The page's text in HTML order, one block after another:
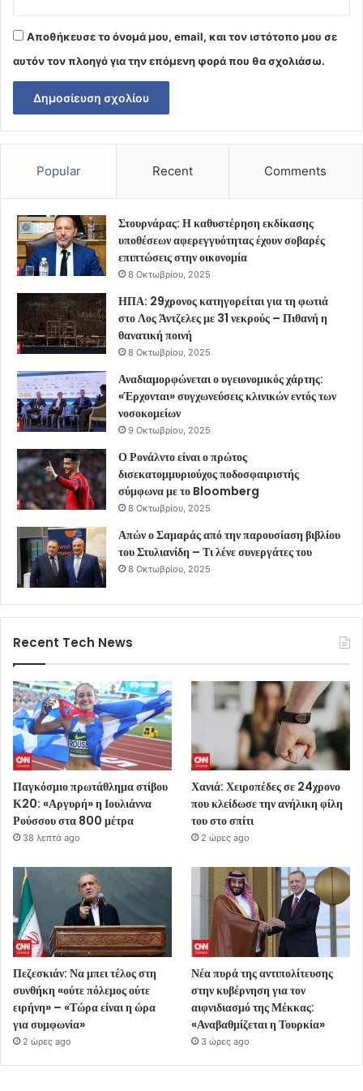
Αποθήκευσε το όνομά μου, email, και τον ιστότοπο μου σε
αυτόν τον πλοηγό για την επόμενη φορά που θα σχολιάσω.
Popular Recent Comments
Στουρνάρας: Η καθυστέρηση εκδίκασης
υποθέσεων αφερεγγυότητας έχουν σοβαρές
επιπτώσεις στην οικονομία
8 Οκτωβρίου, 2025
ΗΠΑ: 29χρονος κατηγορείται για τη φωτιά
στο Λος Άντζελες με 31 νεκρούς – Πιθανή η
θανατική ποινή
8 Οκτωβρίου, 2025
Αναδιαμορφώνεται ο υγειονομικός χάρτης:
«Έρχονται» συγχωνεύσεις κλινικών εντός των
νοσοκομείων
9 Οκτωβρίου, 2025
Ο Ρονάλντο είναι ο πρώτος
δισεκατομμυριούχος ποδοσφαιριστής
σύμφωνα με το Bloomberg
8 Οκτωβρίου, 2025
Απών ο Σαμαράς από την παρουσίαση βιβλίου
του Στυλιανίδη – Τι λένε συνεργάτες του
8 Οκτωβρίου, 2025
Recent Tech News
Παγκόσμιο πρωτάθλημα στίβου
Κ20: «Αργυρή» η Ιουλιάννα
Ρούσσου στα 800 μέτρα
38 λεπτά ago
Χανιά: Χειροπέδες σε 24χρονο
που κλείδωσε την ανήλικη φίλη
του στο σπίτι
2 ώρες ago
Πεζεσκιάν: Να μπει τέλος στη
συνθήκη «ούτε πόλεμος ούτε
ειρήνη» – «Τώρα είναι η ώρα
για συμφωνία»
2 ώρες ago
Νέα πυρά της αντιπολίτευσης
στην κυβέρνηση για τον
αιφνιδιασμό της Μέκκας:
«Αναβαθμίζεται η Τουρκία»
3 ώρες ago